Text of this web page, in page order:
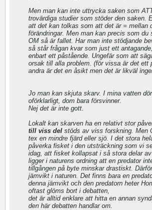
Men man kan inte uttrycka saken som
trovärdiga studier som stöder den saken.
att det kan tolkas som att det är = mellan
förändringar. Men man kan precis som du
OM så är fallet. Har man inte stödjande
så står frågan kvar som just ett
enbart ett påstående. Ungefär som att
orsak till alla problem. (för vissa är det ett
andra är det en åsikt men det är likväl
Jo man kan skjuta skarv. I mina vatten
oförklarligt, dom bara försvinner.
Nej det är inte gott.
Lokalt kan skarven ha en relativt stor
till viss del stöds av viss forskning. Men
tex en mindre fjärd eller sjö. I det stora
påverka fisket i den utsträckning som vi
idag, att fisket kollapsat i så stora delar
ligger i naturens ordning att en predator
tillgången på byte minskar drastiskt.
jämvikt i naturen. Det finns bara en
denna jämvikt och den predatorn heter
oftast glöms bort i debatten,
det är alltid enklare att hitta en annan
den här debatten handlar om.